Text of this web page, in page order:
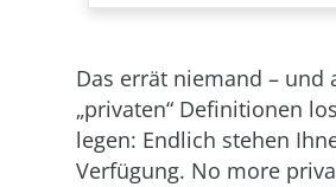
Das errät niemand – und
„privaten“ Definitionen
legen: Endlich stehen
Verfügung. No more